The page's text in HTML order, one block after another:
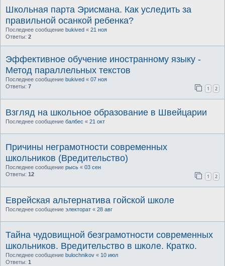
Школьная парта Эрисмана. Как уследить за
правильной осанкой ребенка?
Последнее сообщение bukived « 21 ноя
Ответы: 2
Эффективное обучение иностранному языку -
Метод параллельных текстов
Последнее сообщение bukived « 07 ноя
Ответы: 7 1 2
Взгляд на школьное образование в Швейцарии
Последнее сообщение балбес « 21 окт
Причины неграмотности современных
школьников (Вредительство)
Последнее сообщение рысь « 03 сен
Ответы: 12 1 2
Еврейская альтернатива гойской школе
Последнее сообщение электорат « 28 авг
Тайна чудовищной безграмотности современных
школьников. Вредительство в школе. Кратко.
Последнее сообщение bulochnikov « 10 июл
Ответы: 1